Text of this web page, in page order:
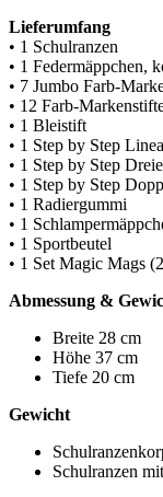
Lieferumfang
• 1 Schulranzen
• 1 Federmäppchen,
• 7 Jumbo Farb-
• 12 Farb-
• 1 Bleistift
• 1 Step by Step
• 1 Step by Step
• 1 Step by Step
• 1 Radiergummi
• 1
• 1 Sportbeutel
• 1 Set Magic Mags
Abmessung &
Breite 28 cm
Höhe 37 cm
Tiefe 20 cm
Gewicht
Schulranzen